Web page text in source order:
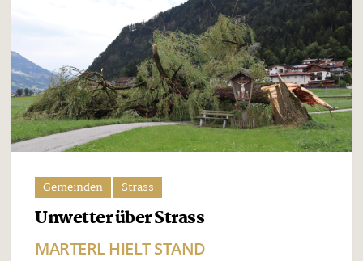
Gemeinden Strass
Unwetter über Strass
MARTERL HIELT STAND